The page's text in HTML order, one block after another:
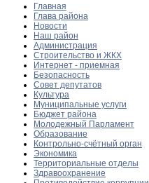
Главная
Глава района
Новости
Наш район
Администрация
Строительство и ЖКХ
Интернет - приемная
Безопасность
Совет депутатов
Культура
Муниципальные услуги
Бюджет района
Молодежный Парламент
Образование
Контрольно-счётный орган
Экономика
Территориальные отделы
Здравоохранение